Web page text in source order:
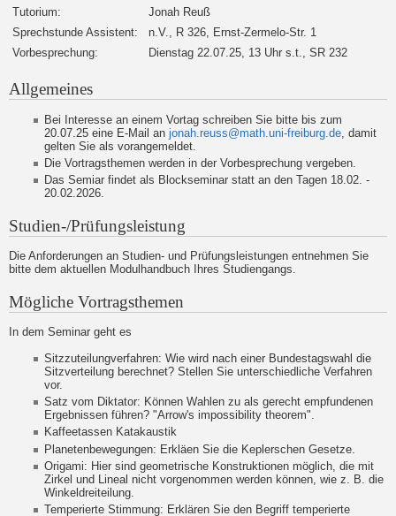
Tutorium:
Jonah Reuß
Sprechstunde Assistent:
n.V., R 326, Ernst-Zermelo-Str. 1
Vorbesprechung:
Dienstag 22.07.25, 13 Uhr s.t., SR 232
Allgemeines
Bei Interesse an einem Vortag schreiben Sie bitte bis zum
20.07.25 eine E-Mail an jonah.reuss@math.uni-freiburg.de , damit
gelten Sie als vorangemeldet.
Die Vortragsthemen werden in der Vorbesprechung vergeben.
Das Semiar findet als Blockseminar statt an den Tagen 18.02. -
20.02.2026.
Studien-/Prüfungsleistung
Die Anforderungen an Studien- und Prüfungsleistungen entnehmen Sie
bitte dem aktuellen Modulhandbuch Ihres Studiengangs.
Mögliche Vortragsthemen
In dem Seminar geht es
Sitzzuteilungverfahren: Wie wird nach einer Bundestagswahl die
Sitzverteilung berechnet? Stellen Sie unterschiedliche Verfahren
vor.
Satz vom Diktator: Können Wahlen zu als gerecht empfundenen
Ergebnissen führen? "Arrow's impossibility theorem".
Kaffeetassen Katakaustik
Planetenbewegungen: Erkläen Sie die Keplerschen Gesetze.
Origami: Hier sind geometrische Konstruktionen möglich, die mit
Zirkel und Lineal nicht vorgenommen werden können, wie z. B. die
Winkeldreiteilung.
Temperierte Stimmung: Erklären Sie den Begriff temperierte